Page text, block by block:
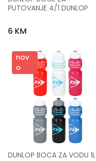
PUTOVANJE 4/1 DUNLOP
6 KM
nov
o
DUNLOP BOCA ZA VODU 1L